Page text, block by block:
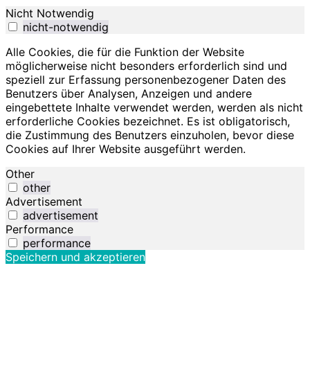
Nicht Notwendig
nicht-notwendig
Alle Cookies, die für die Funktion der Website
möglicherweise nicht besonders erforderlich sind und
speziell zur Erfassung personenbezogener Daten des
Benutzers über Analysen, Anzeigen und andere
eingebettete Inhalte verwendet werden, werden als nicht
erforderliche Cookies bezeichnet. Es ist obligatorisch,
die Zustimmung des Benutzers einzuholen, bevor diese
Cookies auf Ihrer Website ausgeführt werden.
Other
other
Advertisement
advertisement
Performance
performance
Speichern und akzeptieren